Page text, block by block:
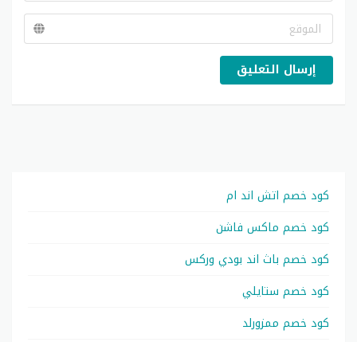
إرسال التعليق
كود خصم اتش اند ام
كود خصم ماكس فاشن
كود خصم باث اند بودي وركس
كود خصم ستايلي
كود خصم ممزورلد